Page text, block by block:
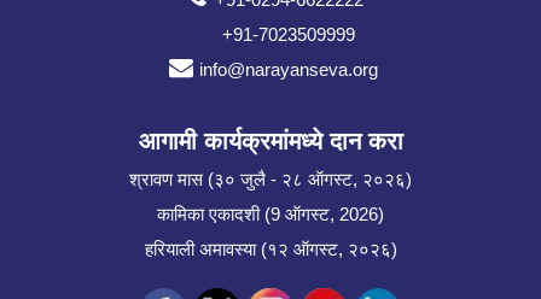
+91-7023509999
info@narayanseva.org
आगामी कार्यक्रमांमध्ये दान करा
श्रावण मास (३० जुलै - २८ ऑगस्ट, २०२६)
कामिका एकादशी (9 ऑगस्ट, 2026)
हरियाली अमावस्या (१२ ऑगस्ट, २०२६)